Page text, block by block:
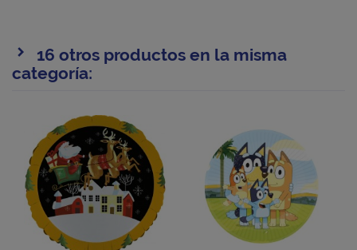
16 otros productos en la misma
categoría: